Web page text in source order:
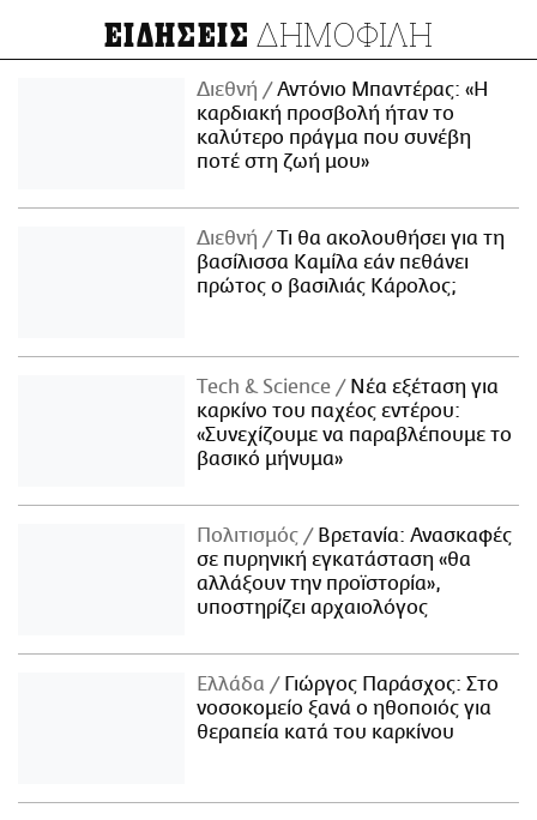
ΕΙΔΗΣΕΙΣ ΔΗΜΟΦΙΛΗ
Διεθνή
Αντόνιο Μπαντέρας: «Η
καρδιακή προσβολή ήταν το
καλύτερο πράγμα που συνέβη
ποτέ στη ζωή μου»
Διεθνή
Τι θα ακολουθήσει για τη
βασίλισσα Καμίλα εάν πεθάνει
πρώτος ο βασιλιάς Κάρολος;
Τech & Science
Νέα εξέταση για
καρκίνο του παχέος εντέρου:
«Συνεχίζουμε να παραβλέπουμε το
βασικό μήνυμα»
Πολιτισμός
Βρετανία: Ανασκαφές
σε πυρηνική εγκατάσταση «θα
αλλάξουν την προϊστορία»,
υποστηρίζει αρχαιολόγος
Ελλάδα
Γιώργος Παράσχος: Στο
νοσοκομείο ξανά ο ηθοποιός για
θεραπεία κατά του καρκίνου